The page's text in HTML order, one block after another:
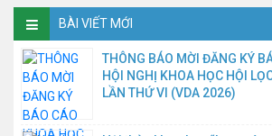
BÀI VIẾT MỚI
THÔNG BÁO MỜI ĐĂNG KÝ
HỘI NGHỊ KHOA HỌC HỘI
LẦN THỨ VI (VDA 2026)